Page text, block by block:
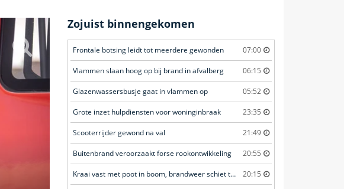
Zojuist binnengekomen
Frontale botsing leidt tot meerdere gewonden 07:00
Vlammen slaan hoog op bij brand in afvalberg 06:15
Glazenwassersbusje gaat in vlammen op 05:52
Grote inzet hulpdiensten voor woninginbraak 23:35
Scooterrijder gewond na val 21:49
Buitenbrand veroorzaakt forse rookontwikkeling 20:55
Kraai vast met poot in boom, brandweer schiet te hulp 20:15